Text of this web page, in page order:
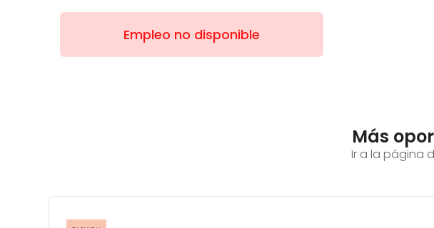
Empleo no disponible
Más
Ir a la página